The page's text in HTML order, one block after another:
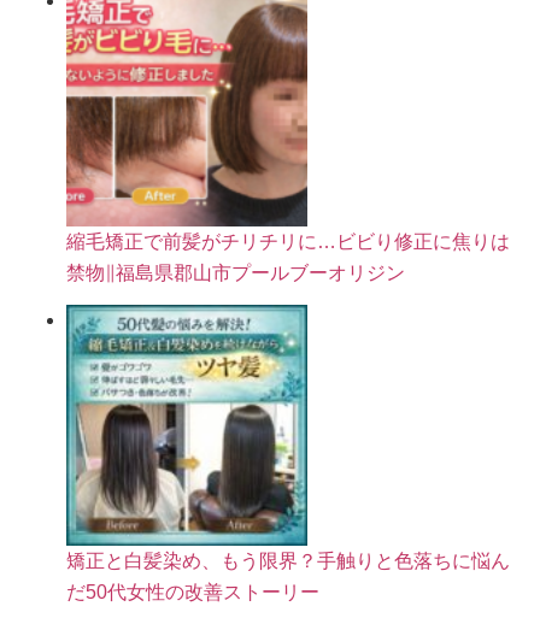
縮毛矯正で前髪がチリチリに…ビビり修正に焦りは
禁物∥福島県郡山市プールブーオリジン
矯正と白髪染め、もう限界？手触りと色落ちに悩ん
だ50代女性の改善ストーリー